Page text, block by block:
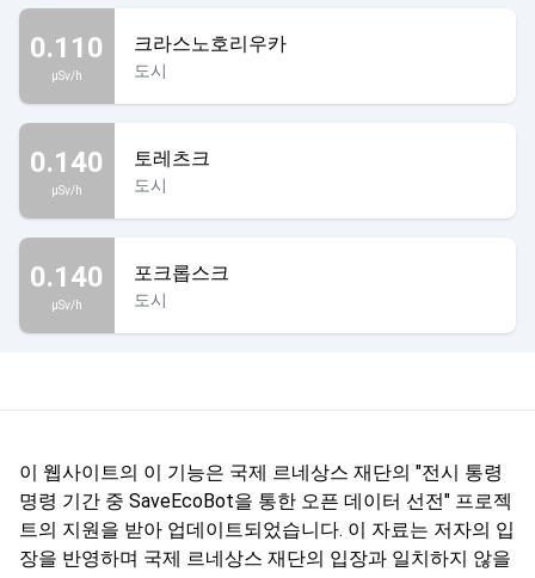
0.110
µSv/h
크라스노호리우카
도시
0.140
µSv/h
토레츠크
도시
0.140
µSv/h
포크롭스크
도시
이 웹사이트의 이 기능은 국제 르네상스 재단의 "전시 통령
명령 기간 중 SaveEcoBot을 통한 오픈 데이터 선전" 프로젝
트의 지원을 받아 업데이트되었습니다. 이 자료는 저자의 입
장을 반영하며 국제 르네상스 재단의 입장과 일치하지 않을